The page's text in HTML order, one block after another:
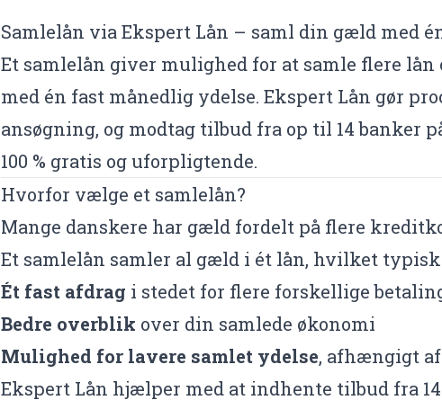
Samlelån via Ekspert Lån – saml din gæld med
Et samlelån giver mulighed for at samle flere
med én fast månedlig ydelse. Ekspert Lån gør
ansøgning, og modtag tilbud fra op til 14 banker
100 % gratis og uforpligtende.
Hvorfor vælge et samlelån?
Mange danskere har gæld fordelt på flere
Et samlelån samler al gæld i ét lån, hvilket
Ét fast afdrag i stedet for flere forskellige
Bedre overblik over din samlede økonomi
Mulighed for lavere samlet ydelse, afhængigt
Ekspert Lån hjælper med at indhente tilbud fra